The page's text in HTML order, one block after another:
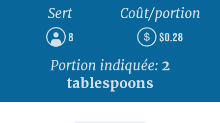
Sert
8
Coût/portion
$0.28
Portion indiquée: 2
tablespoons